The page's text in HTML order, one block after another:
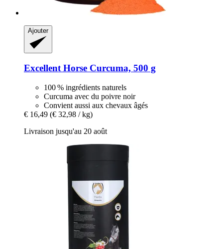
Ajouter
Excellent Horse Curcuma, 500 g
100 % ingrédients naturels
Curcuma avec du poivre noir
Convient aussi aux chevaux âgés
€ 16,49 (€ 32,98 / kg)
Livraison jusqu'au 20 août